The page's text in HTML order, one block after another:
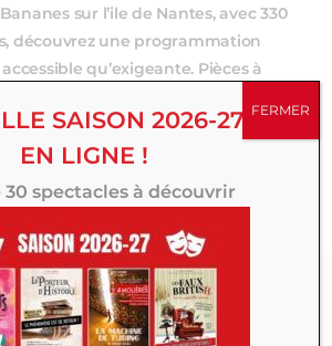
sur l’ile de Nantes, avec 330
découvrez une programmation
qu’exigeante. Pièces à
ou d’improvisation, multipliez vos
au Théâtre 100 Noms.
vous à
SAISON 2026-27 EST
EN LIGNE !
30 spectacles à découvrir
FERMER